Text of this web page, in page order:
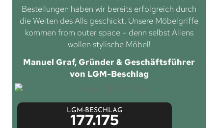
Bestellungen haben wir bereits erfolgreich durch
die Weiten des Alls geschickt. Unsere Möbelgriffe
kommen from outer space – denn selbst Aliens
wollen stylische Möbel!
Manuel Graf, Gründer & Geschäftsführer
von LGM-Beschlag
LGM-BESCHLAG
177.175